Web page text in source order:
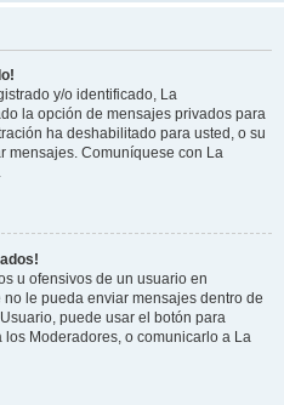
y/o identificado, La
la opción de mensajes privados para
ha deshabilitado para usted, o su
mensajes. Comuníquese con La
u ofensivos de un usuario en
le pueda enviar mensajes dentro de
puede usar el botón para
Moderadores, o comunicarlo a La